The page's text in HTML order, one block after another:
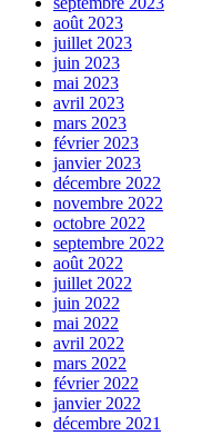
août 2023
juillet 2023
juin 2023
mai 2023
avril 2023
mars 2023
février 2023
janvier 2023
décembre 2022
novembre 2022
octobre 2022
septembre 2022
août 2022
juillet 2022
juin 2022
mai 2022
avril 2022
mars 2022
février 2022
janvier 2022
décembre 2021